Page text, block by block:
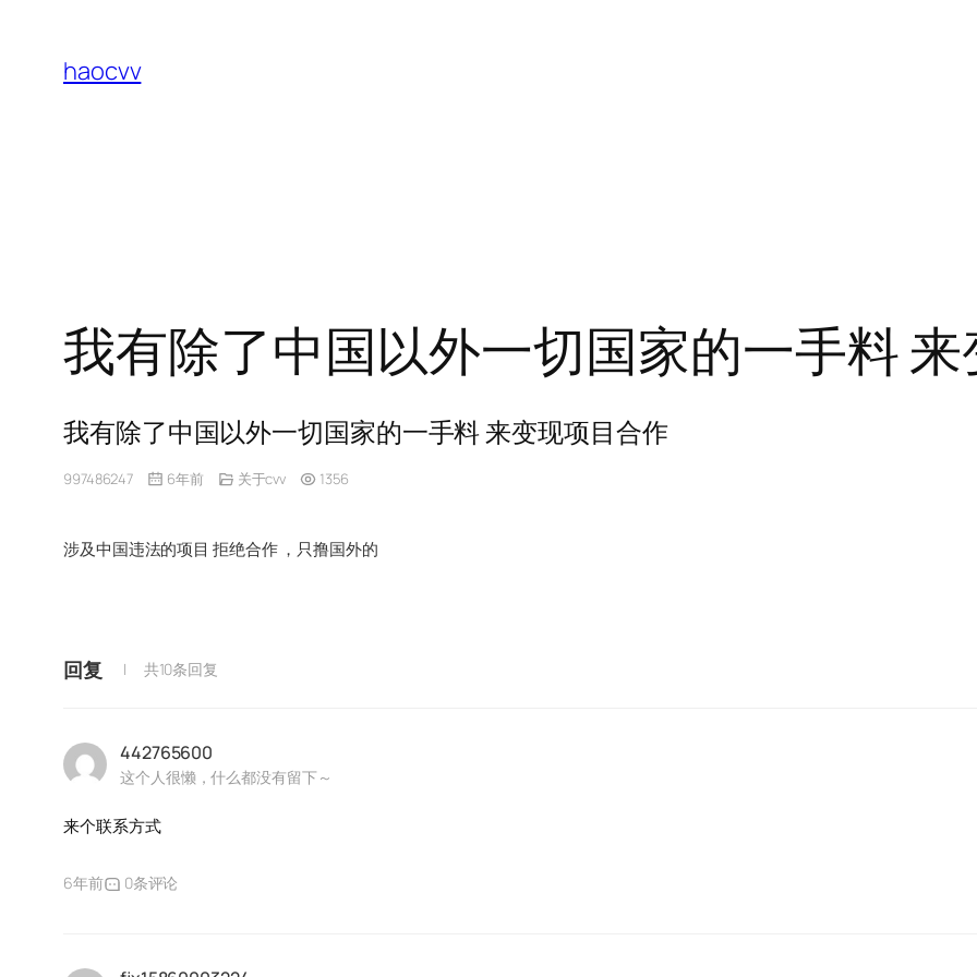
haocvv
我有除了中国以外一切国家的一手料
我有除了中国以外一切国家的一手料 来变现项目合作
997486247 6年前 关于cvv 1356
涉及中国违法的项目 拒绝合作 ，只撸国外的
回复 共10条回复
442765600
这个人很懒，什么都没有留下～
来个联系方式
6年前 0条评论